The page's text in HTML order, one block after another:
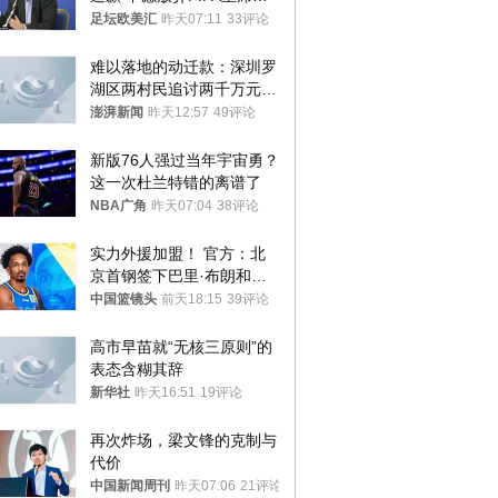
位
足坛欧美汇 昨天07:11 33评论
难以落地的动迁款：深圳罗
湖区两村民追讨两千万元动
迁款八年未果
澎湃新闻 昨天12:57 49评论
新版76人强过当年宇宙勇？
这一次杜兰特错的离谱了
NBA广角 昨天07:04 38评论
实力外援加盟！ 官方：北
京首钢签下巴里·布朗和桑
普森
中国篮镜头 前天18:15 39评论
高市早苗就“无核三原则”的
表态含糊其辞
新华社 昨天16:51 19评论
再次炸场，梁文锋的克制与
代价
中国新闻周刊 昨天07:06 21评论